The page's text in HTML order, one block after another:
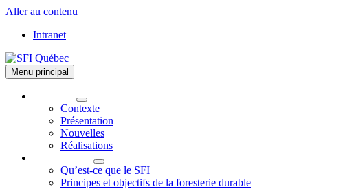
Aller au contenu
Intranet
Menu principal
Contexte
Présentation
Nouvelles
Réalisations
Qu’est-ce que le SFI
Principes et objectifs de la foresterie durable